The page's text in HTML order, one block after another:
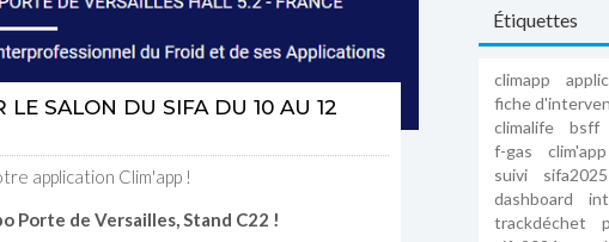
SALON DU SIFA DU 10 AU 12
application Clim'app !
Porte de Versailles, Stand C22 !
Étiquettes
climapp
fiche
climalife
bsff
f-gas
clim'app
suivi
sifa2025
dashboard
trackdéchet